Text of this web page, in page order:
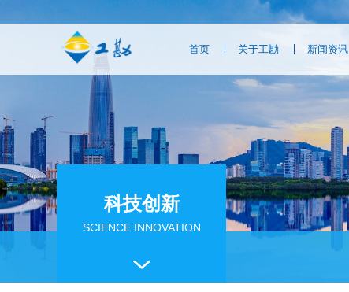
首页 关于工勘 新闻资讯
科技创新
SCIENCE INNOVATION